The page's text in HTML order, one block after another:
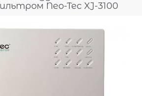
Neo-Tec XJ-3100